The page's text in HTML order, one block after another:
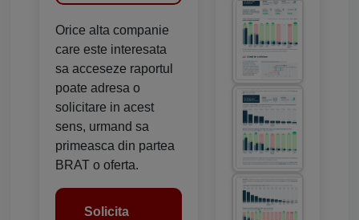
Orice alta companie
care este interesata
sa acceseze raportul
poate adresa o
solicitare in acest
sens, urmand sa
primeasca din partea
BRAT o oferta.
Solicita